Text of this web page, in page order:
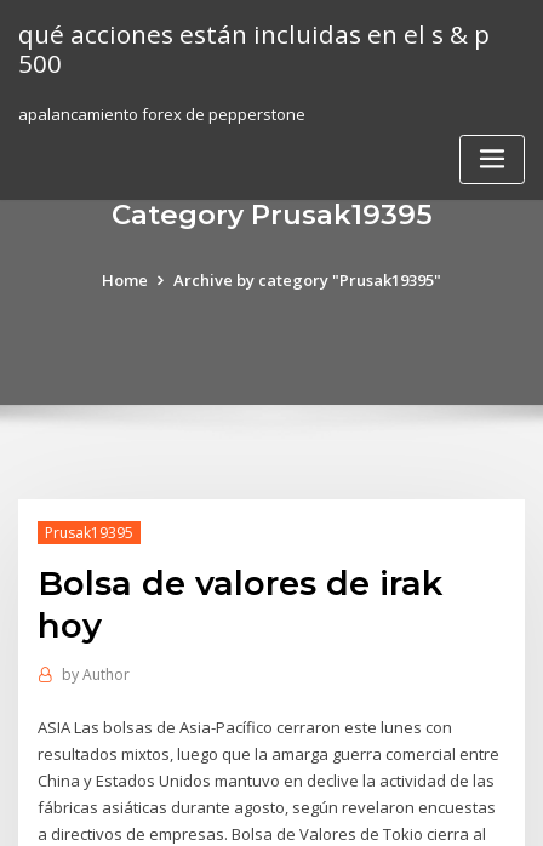
content
qué acciones están incluidas en el s & p
500
apalancamiento forex de pepperstone
Category Prusak19395
Home Archive by category "Prusak19395"
Prusak19395
Bolsa de valores de irak
hoy
byAuthor
ASIA Las bolsas de Asia-Pacífico cerraron este lunes con
resultados mixtos, luego que la amarga guerra comercial entre
China y Estados Unidos mantuvo en declive la actividad de las
fábricas asiáticas durante agosto, según revelaron encuestas
a directivos de empresas. Bolsa de Valores de Tokio cierra al